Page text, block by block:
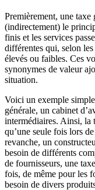
Premièrement, une
(indirectement) le
finis et les services
différentes qui, selon
élevés ou faibles. Ces
synonymes de valeur
situation.
Voici un exemple
générale, un cabinet
intermédiaires. Ainsi, la
qu’une seule fois lors
revanche, un
besoin de différents
de fournisseurs, une
fois, de même pour les
besoin de divers